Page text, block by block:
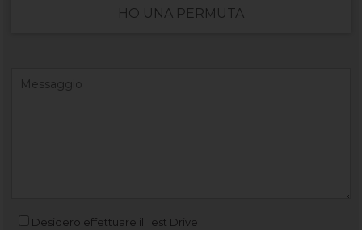
HO UNA PERMUTA
Desidero effettuare il Test Drive